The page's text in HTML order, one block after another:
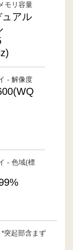
モリ容量
アル
- 解像度
- 色域(標
突起部含まず